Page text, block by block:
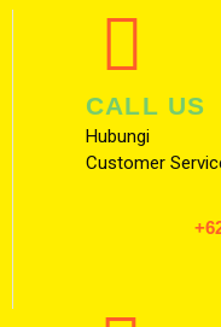
CALL US
Hubungi
Customer